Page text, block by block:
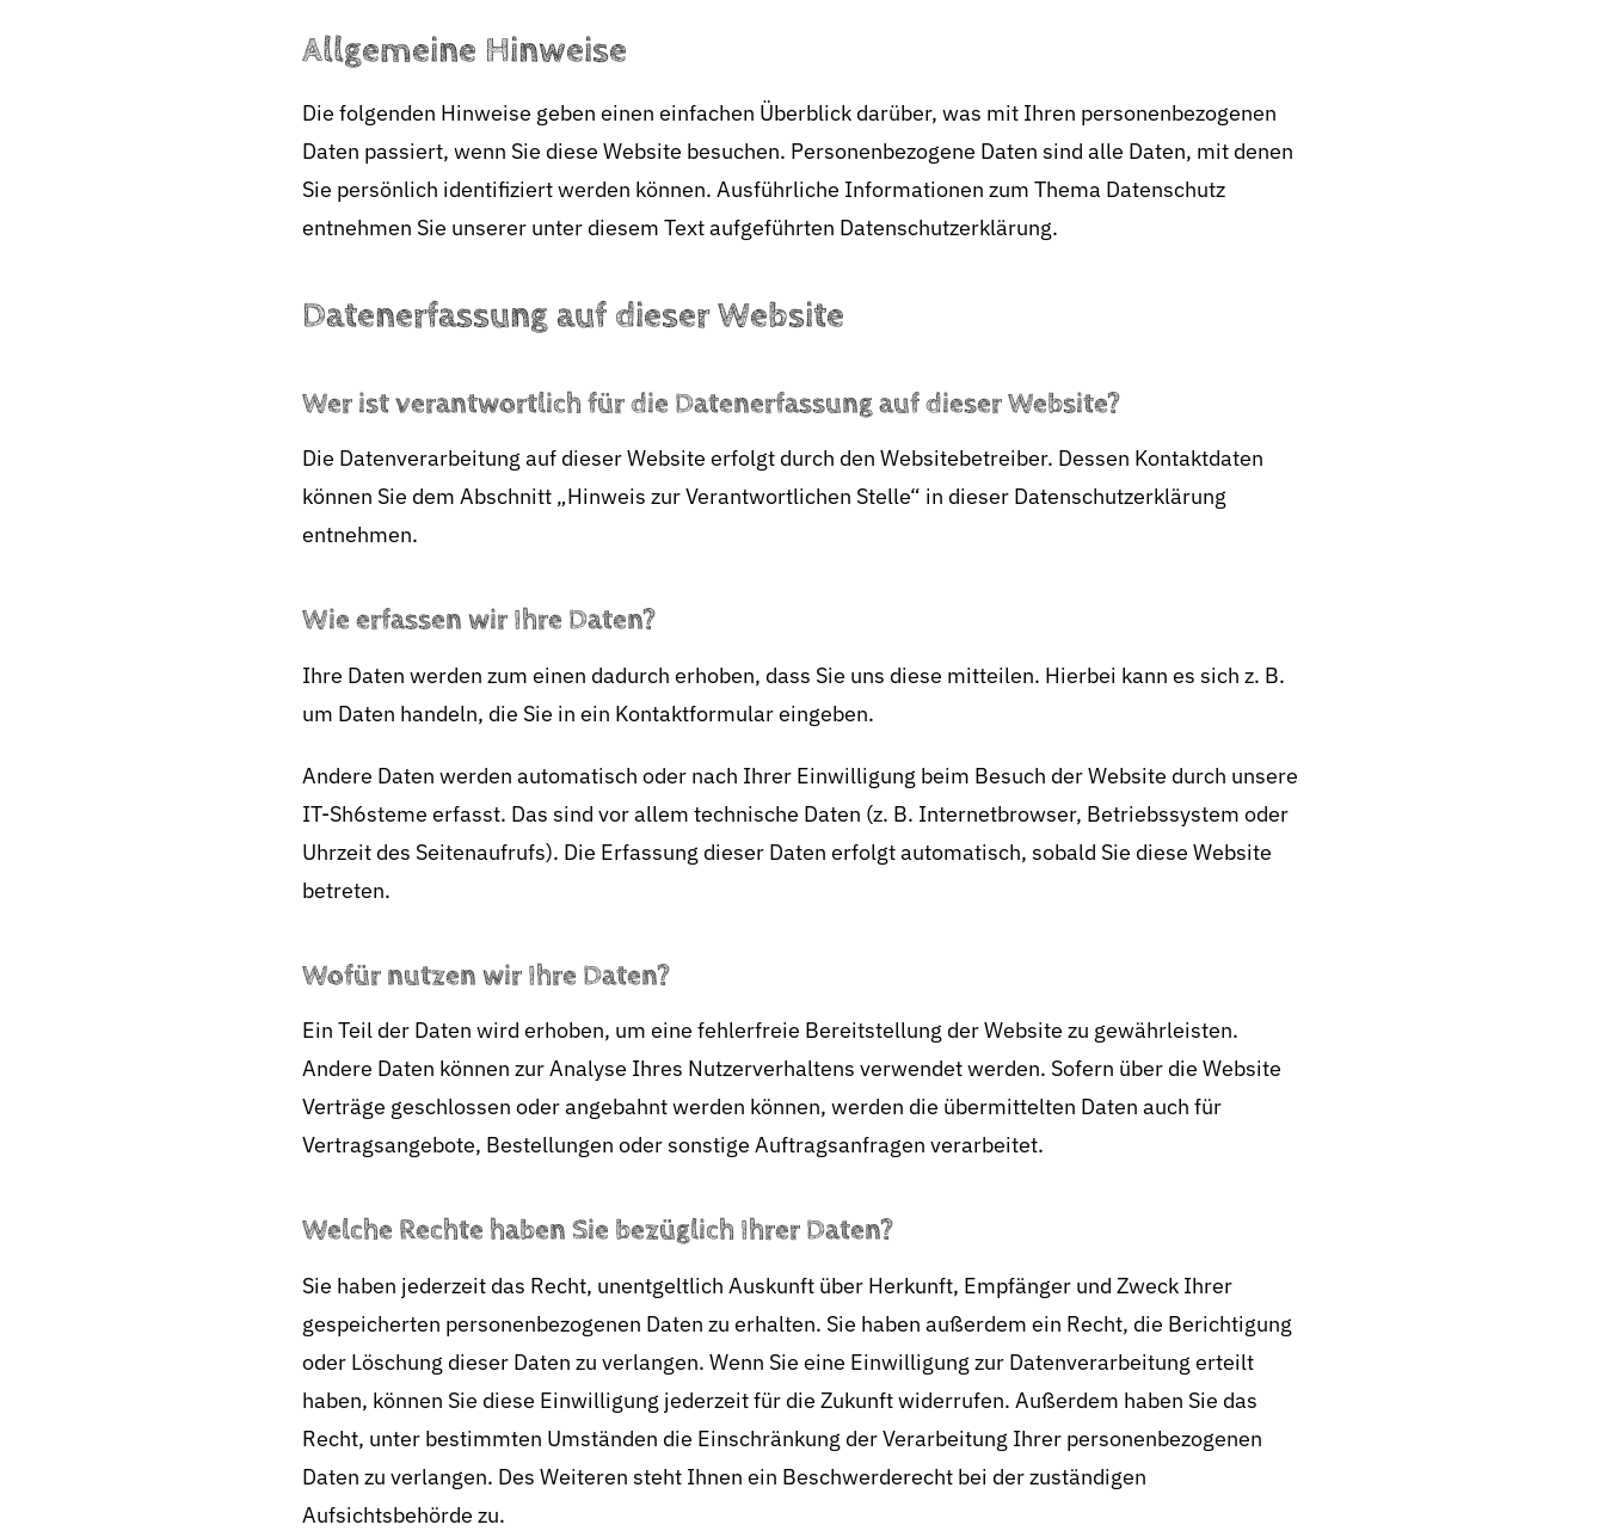
Allgemeine Hinweise
Die folgenden Hinweise geben einen einfachen Überblick darüber, was mit Ihren personenbezogenen
Daten passiert, wenn Sie diese Website besuchen. Personenbezogene Daten sind alle Daten, mit denen
Sie persönlich identifiziert werden können. Ausführliche Informationen zum Thema Datenschutz
entnehmen Sie unserer unter diesem Text aufgeführten Datenschutzerklärung.
Datenerfassung auf dieser Website
Wer ist verantwortlich für die Datenerfassung auf dieser Website?
Die Datenverarbeitung auf dieser Website erfolgt durch den Websitebetreiber. Dessen Kontaktdaten
können Sie dem Abschnitt „Hinweis zur Verantwortlichen Stelle“ in dieser Datenschutzerklärung
entnehmen.
Wie erfassen wir Ihre Daten?
Ihre Daten werden zum einen dadurch erhoben, dass Sie uns diese mitteilen. Hierbei kann es sich z. B.
um Daten handeln, die Sie in ein Kontaktformular eingeben.
Andere Daten werden automatisch oder nach Ihrer Einwilligung beim Besuch der Website durch unsere
IT-Sh6steme erfasst. Das sind vor allem technische Daten (z. B. Internetbrowser, Betriebssystem oder
Uhrzeit des Seitenaufrufs). Die Erfassung dieser Daten erfolgt automatisch, sobald Sie diese Website
betreten.
Wofür nutzen wir Ihre Daten?
Ein Teil der Daten wird erhoben, um eine fehlerfreie Bereitstellung der Website zu gewährleisten.
Andere Daten können zur Analyse Ihres Nutzerverhaltens verwendet werden. Sofern über die Website
Verträge geschlossen oder angebahnt werden können, werden die übermittelten Daten auch für
Vertragsangebote, Bestellungen oder sonstige Auftragsanfragen verarbeitet.
Welche Rechte haben Sie bezüglich Ihrer Daten?
Sie haben jederzeit das Recht, unentgeltlich Auskunft über Herkunft, Empfänger und Zweck Ihrer
gespeicherten personenbezogenen Daten zu erhalten. Sie haben außerdem ein Recht, die Berichtigung
oder Löschung dieser Daten zu verlangen. Wenn Sie eine Einwilligung zur Datenverarbeitung erteilt
haben, können Sie diese Einwilligung jederzeit für die Zukunft widerrufen. Außerdem haben Sie das
Recht, unter bestimmten Umständen die Einschränkung der Verarbeitung Ihrer personenbezogenen
Daten zu verlangen. Des Weiteren steht Ihnen ein Beschwerderecht bei der zuständigen
Aufsichtsbehörde zu.